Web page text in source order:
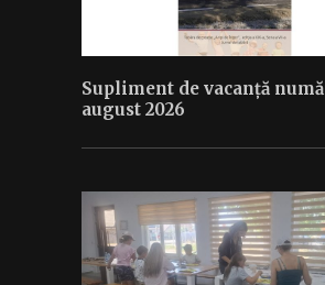
Supliment de vacanță
august 2026